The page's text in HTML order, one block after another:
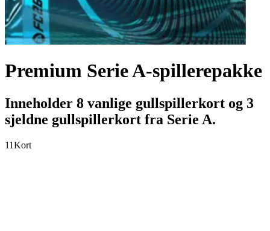
Premium Serie A-spillerepakke
Inneholder 8 vanlige gullspillerkort og 3
sjeldne gullspillerkort fra Serie A.
11Kort